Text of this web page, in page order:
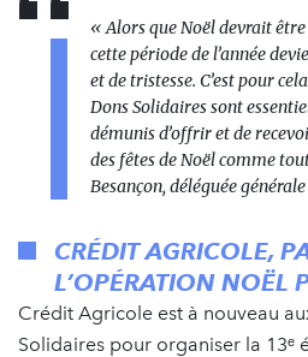
« Alors que Noël devrait
cette période de l’année
et de tristesse. C’est pour
Dons Solidaires sont
démunis d’offrir et de
des fêtes de Noël comme
Besançon, déléguée
CRÉDIT AGRICOLE,
L’OPÉRATION NOËL
Crédit Agricole est à nouveau
Solidaires pour organiser la 13ᵉ